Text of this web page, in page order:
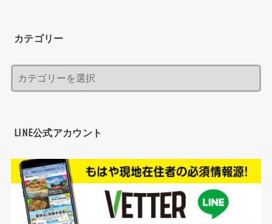
カテゴリー
LINE公式アカウント